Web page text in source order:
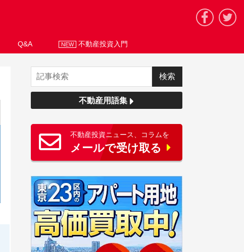
Q&A NEW 不動産投資入門
不動産用語集
不動産投資ニュース、コラムを
メールで受け取る